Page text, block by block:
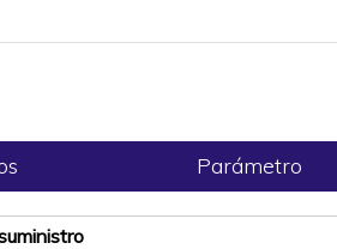
Parámetro